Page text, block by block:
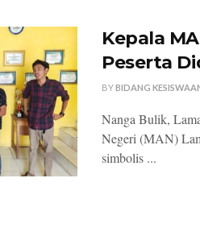
Kepala
Peserta
BYBIDANG
Nanga Bulik,
Negeri (MAN)
simbolis ...